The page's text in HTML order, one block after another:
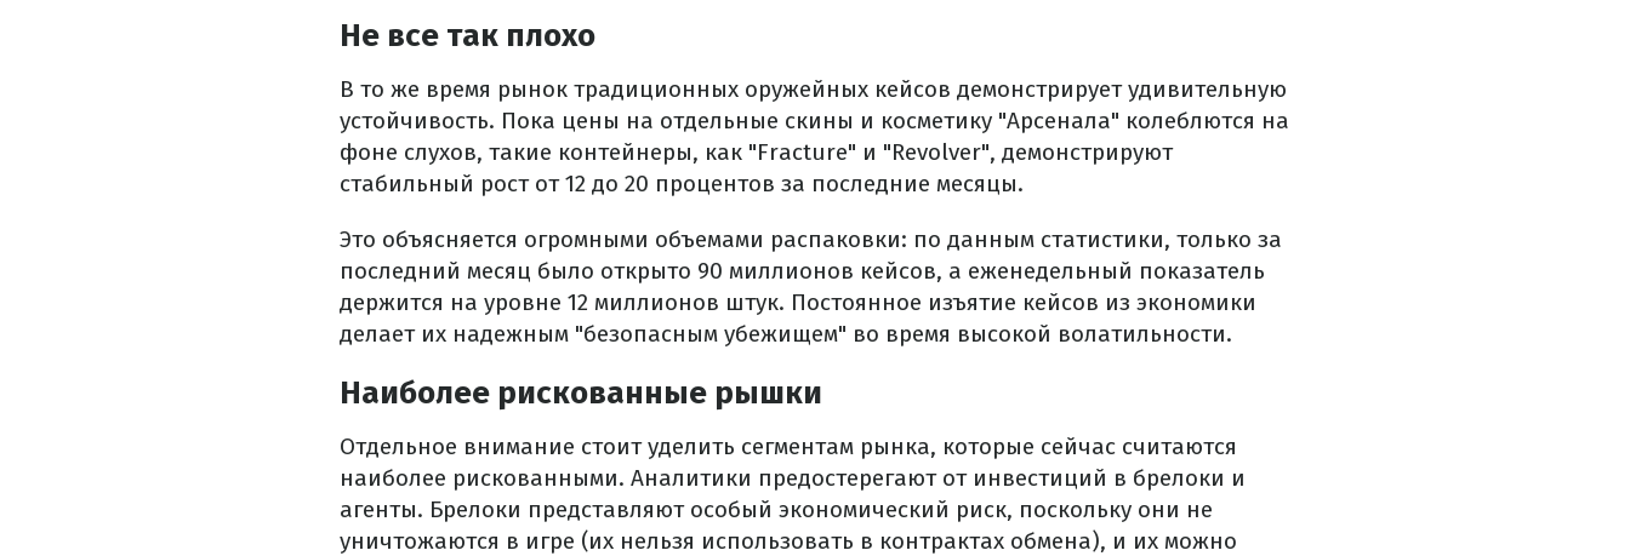
Не все так плохо
В то же время рынок традиционных оружейных кейсов демонстрирует удивительную
устойчивость. Пока цены на отдельные скины и косметику "Арсенала" колеблются на
фоне слухов, такие контейнеры, как "Fracture" и "Revolver", демонстрируют
стабильный рост от 12 до 20 процентов за последние месяцы.
Это объясняется огромными объемами распаковки: по данным статистики, только за
последний месяц было открыто 90 миллионов кейсов, а еженедельный показатель
держится на уровне 12 миллионов штук. Постоянное изъятие кейсов из экономики
делает их надежным "безопасным убежищем" во время высокой волатильности.
Наиболее рискованные рышки
Отдельное внимание стоит уделить сегментам рынка, которые сейчас считаются
наиболее рискованными. Аналитики предостерегают от инвестиций в брелоки и
агенты. Брелоки представляют особый экономический риск, поскольку они не
уничтожаются в игре (их нельзя использовать в контрактах обмена), и их можно